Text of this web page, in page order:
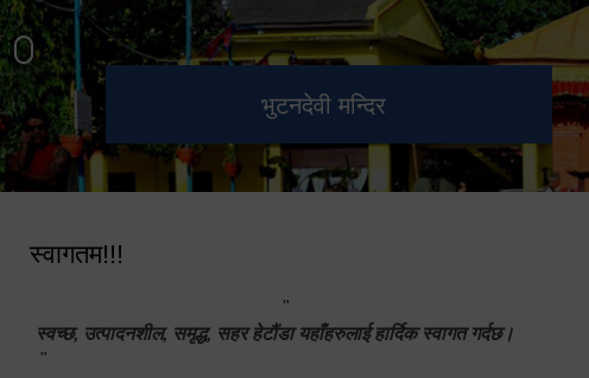
भुटनदेवी मन्दिर
स्मारक
हेटौंडा उपमहानगरपालिका नगर
कार्यपालिकाको कार्यालय
मनकामना डाँडाबाट देखिएको दृश्य
स्वागतम!!!
"
स्वच्छ, उत्पादनशील, समृद्ध, सहर हेटौंडा यहाँहरुलाई हार्दिक स्वागत गर्दछ।
"